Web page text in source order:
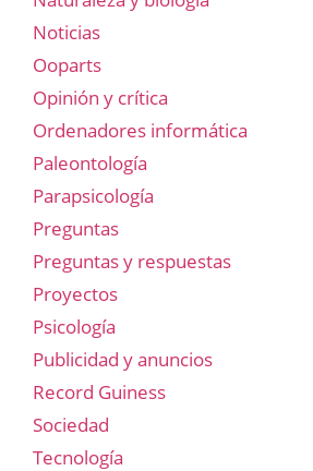
Noticias
Ooparts
Opinión y crítica
Ordenadores informática
Paleontología
Parapsicología
Preguntas
Preguntas y respuestas
Proyectos
Psicología
Publicidad y anuncios
Record Guiness
Sociedad
Tecnología